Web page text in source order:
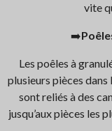
vite
➡️
Les poêles à
plusieurs pièces dans
sont reliés à des
jusqu’aux pièces les